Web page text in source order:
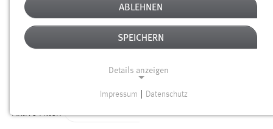
Alter
Aktive Filter:
ABLEHNEN
SPEICHERN
Details anzeigen
Impressum Datenschutz